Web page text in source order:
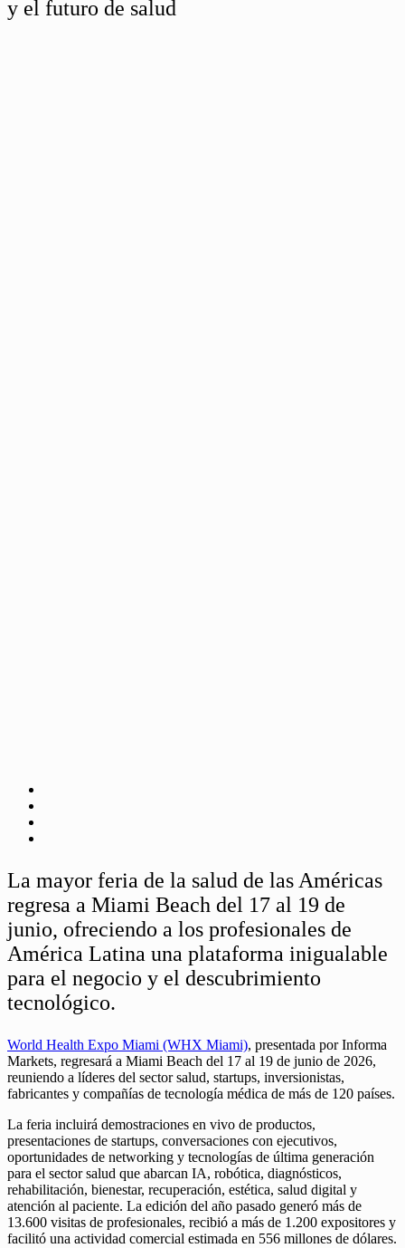
y el futuro de salud
La mayor feria de la salud de las Américas
regresa a Miami Beach del 17 al 19 de
junio, ofreciendo a los profesionales de
América Latina una plataforma inigualable
para el negocio y el descubrimiento
tecnológico.
World Health Expo Miami (WHX Miami), presentada por Informa
Markets, regresará a Miami Beach del 17 al 19 de junio de 2026,
reuniendo a líderes del sector salud, startups, inversionistas,
fabricantes y compañías de tecnología médica de más de 120 países.
La feria incluirá demostraciones en vivo de productos,
presentaciones de startups, conversaciones con ejecutivos,
oportunidades de networking y tecnologías de última generación
para el sector salud que abarcan IA, robótica, diagnósticos,
rehabilitación, bienestar, recuperación, estética, salud digital y
atención al paciente. La edición del año pasado generó más de
13.600 visitas de profesionales, recibió a más de 1.200 expositores y
facilitó una actividad comercial estimada en 556 millones de dólares.